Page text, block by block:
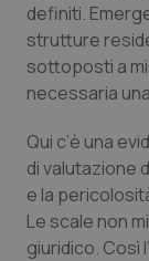
definiti.
strutture
sottoposti a
necessaria
Qui c’è una
di valutazione
e la
Le scale non
giuridico. Così
Nome